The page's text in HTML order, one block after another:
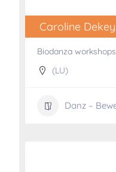
Caroline
Biodanza workshops
(LU)
Danz –